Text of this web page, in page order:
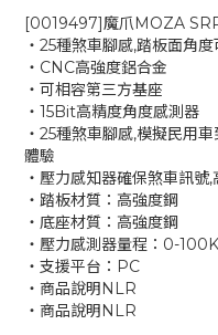
[0019497]魔爪MOZA
‧25種煞車腳感,踏板面角度
‧CNC高強度鋁合金
‧可相容第三方基座
‧15Bit高精度角度感測器
‧25種煞車腳感,模擬民用
體驗
‧壓力感知器確保煞車訊號
‧踏板材質：高強度鋼
‧底座材質：高強度鋼
‧壓力感測器量程：0-
‧支援平台：PC
‧商品說明NLR
‧商品說明NLR